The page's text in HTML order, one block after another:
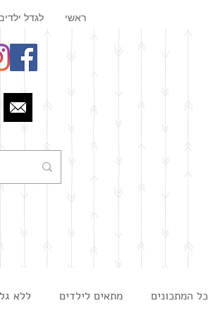
ראשי לגדל
כל המתכונים מתאים לילדים ללא